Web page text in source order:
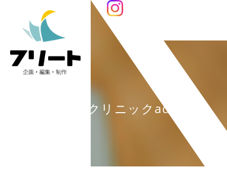
品川近視クリニックadeca